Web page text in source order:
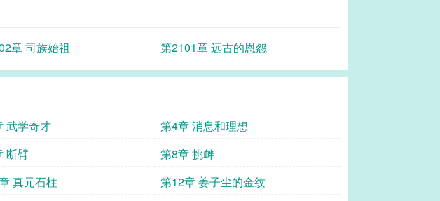
章 司族始祖 第2101章 远古的恩怨
武学奇才
第4章 消息和理想
断臂
第8章 挑衅
真元石柱
第12章 姜子尘的金纹